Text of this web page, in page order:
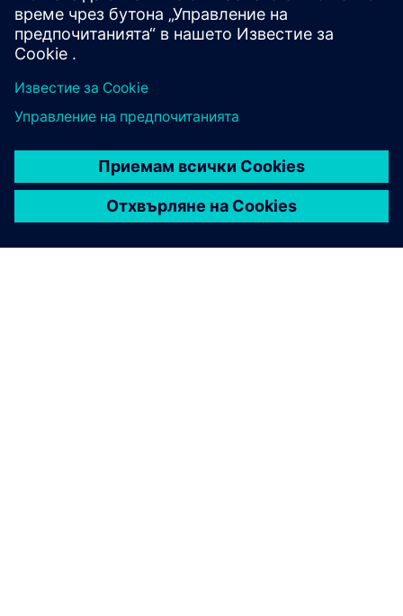
Оставете вашите данни за контакт и ние ще се
свържем с вас възможно най-скоро.